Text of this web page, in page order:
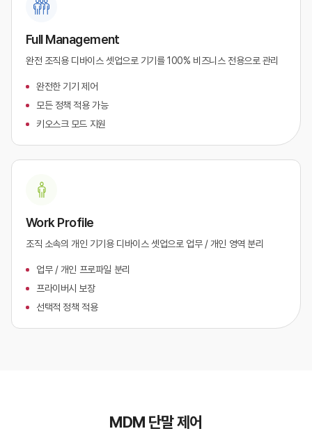
Full Management
완전 조직용 디바이스 셋업으로 기기를 100% 비즈니스 전용으로 관리
완전한 기기 제어
모든 정책 적용 가능
키오스크 모드 지원
Work Profile
조직 소속의 개인 기기용 디바이스 셋업으로 업무 / 개인 영역 분리
업무 / 개인 프로파일 분리
프라이버시 보장
선택적 정책 적용
MDM 단말 제어